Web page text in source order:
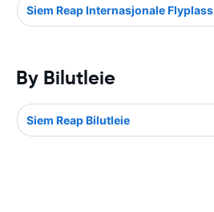
Siem Reap Internasjonale Flyplass
By Bilutleie
Siem Reap Bilutleie